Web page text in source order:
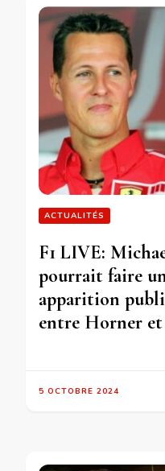
ACTUALITÉS
F1 LIVE:
pourrait faire
apparition
entre Horner
5 OCTOBRE 2024